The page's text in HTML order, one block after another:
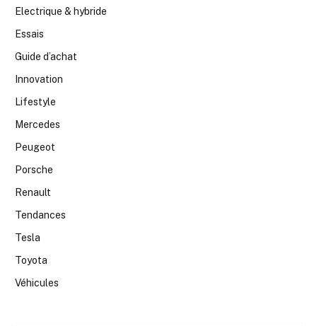
Electrique & hybride
Essais
Guide d’achat
Innovation
Lifestyle
Mercedes
Peugeot
Porsche
Renault
Tendances
Tesla
Toyota
Véhicules